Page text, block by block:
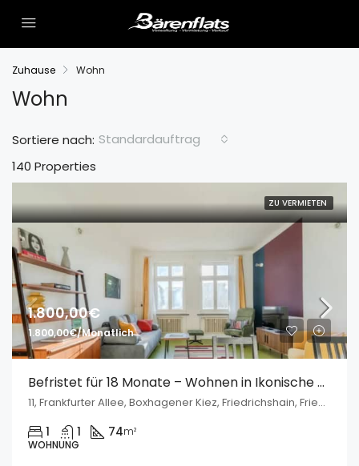
Zuhause Wohn
Wohn
140 Properties
Sortiere nach: Standardauftrag
ZU VERMIETEN
1.800,00€
1.800,00€/Monatlich
Befristet für 18 Monate – Wohnen in Ikonische Gebäude
11, Frankfurter Allee, Boxhagener Kiez, Friedrichshain, Friedrichshain-Kreuzberg, Berlin, 10247, Deutschland
1 1 74m²
WOHNUNG